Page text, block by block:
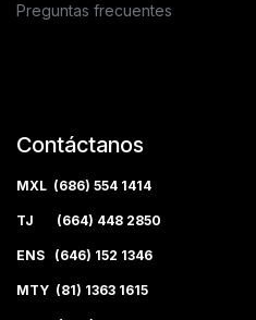
Preguntas frecuentes
Contáctanos
MXL (686) 554 1414
TJ (664) 448 2850
ENS (646) 152 1346
MTY (81) 1363 1615